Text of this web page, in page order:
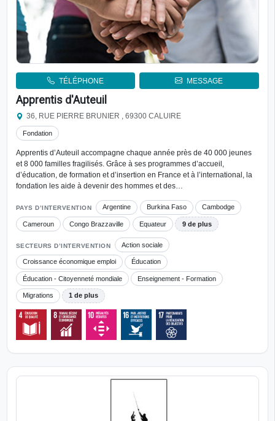
TÉLÉPHONE MESSAGE
Apprentis d'Auteuil
36, RUE PIERRE BRUNIER , 69300 CALUIRE
Fondation
Apprentis d’Auteuil accompagne chaque année près de 40 000 jeunes
et 8 000 familles fragilisés. Grâce à ses programmes d’accueil,
d’éducation, de formation et d’insertion en France et à l’international, la
fondation les aide à devenir des hommes et des…
PAYS D’INTERVENTION Argentine Burkina Faso Cambodge
Cameroun Congo Brazzaville Equateur 9 de plus
SECTEURS D’INTERVENTION Action sociale
Croissance économique emploi Éducation
Éducation - Citoyenneté mondiale Enseignement - Formation
Migrations 1 de plus